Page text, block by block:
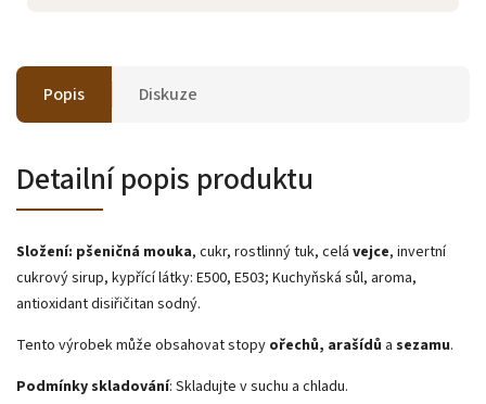
Popis Diskuze
Detailní popis produktu
Složení: pšeničná mouka, cukr, rostlinný tuk, celá vejce, invertní
cukrový sirup, kypřící látky: E500, E503; Kuchyňská sůl, aroma,
antioxidant disiřičitan sodný.
Tento výrobek může obsahovat stopy ořechů, arašídů a sezamu.
Podmínky skladování: Skladujte v suchu a chladu.